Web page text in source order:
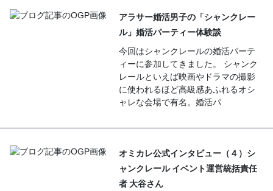
アラサー婚活男子の「シャンクレー
ル」婚活パーティー体験談
今回はシャンクレールの婚活パーテ
ィーに参加してきました。 シャンク
レールといえば映画やドラマの撮影
に使われるほど高級感あふれるオシ
ャレな会場で有名。婚活パ
オミカレ公式インタビュー（４）シ
ャンクレール イベント運営統括責任
者 大谷さん